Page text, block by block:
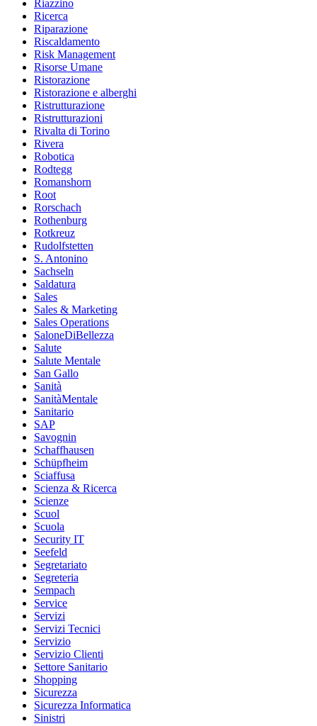
Riazzino
Ricerca
Riparazione
Riscaldamento
Risk Management
Risorse Umane
Ristorazione
Ristorazione e alberghi
Ristrutturazione
Ristrutturazioni
Rivalta di Torino
Rivera
Robotica
Rodtegg
Romanshorn
Root
Rorschach
Rothenburg
Rotkreuz
Rudolfstetten
S. Antonino
Sachseln
Saldatura
Sales
Sales & Marketing
Sales Operations
SaloneDiBellezza
Salute
Salute Mentale
San Gallo
Sanità
SanitàMentale
Sanitario
SAP
Savognin
Schaffhausen
Schüpfheim
Sciaffusa
Scienza & Ricerca
Scienze
Scuol
Scuola
Security IT
Seefeld
Segretariato
Segreteria
Sempach
Service
Servizi
Servizi Tecnici
Servizio
Servizio Clienti
Settore Sanitario
Shopping
Sicurezza
Sicurezza Informatica
Sinistri